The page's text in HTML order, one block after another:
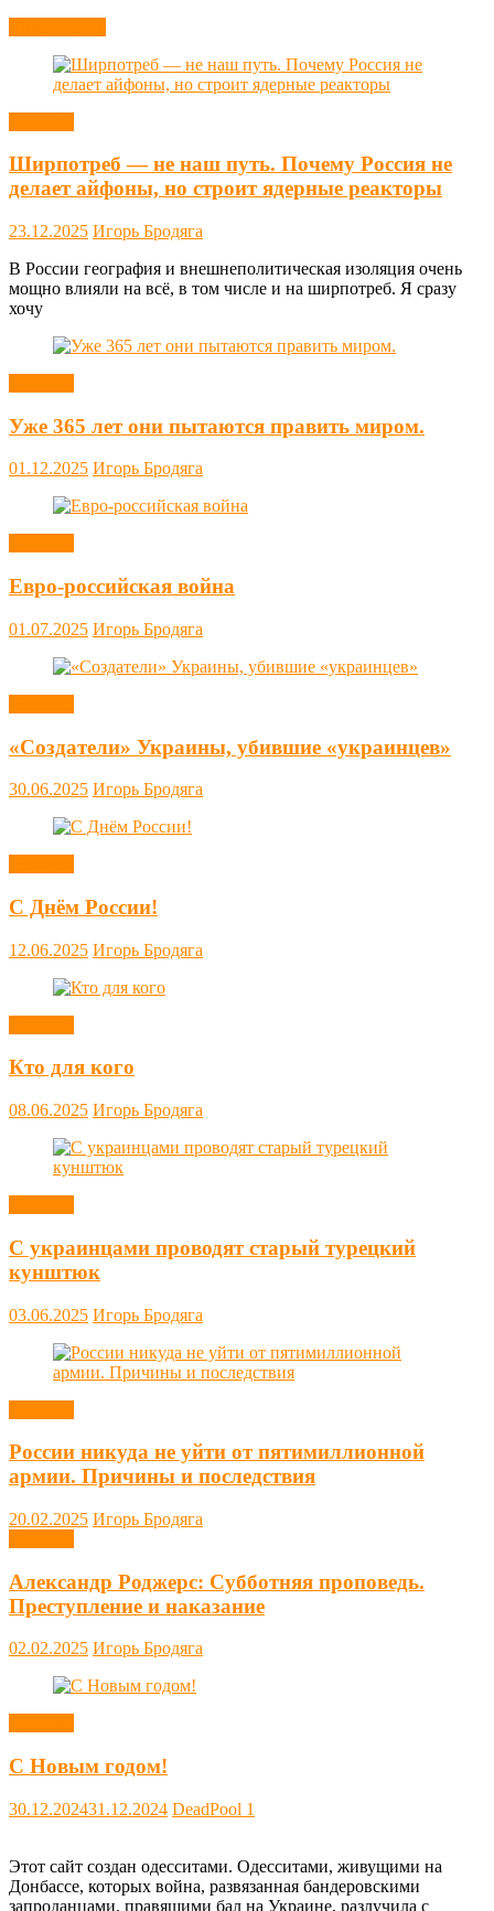
Ширпотреб — не наш путь. Почему Россия не
делает айфоны, но строит ядерные реакторы
23.12.2025 Игорь Бродяга
В России география и внешнеполитическая изоляция очень
мощно влияли на всё, в том числе и на ширпотреб. Я сразу
хочу
Уже 365 лет они пытаются править миром.
01.12.2025 Игорь Бродяга
Евро-российская война
01.07.2025 Игорь Бродяга
«Создатели» Украины, убившие «украинцев»
30.06.2025 Игорь Бродяга
С Днём России!
12.06.2025 Игорь Бродяга
Кто для кого
08.06.2025 Игорь Бродяга
С украинцами проводят старый турецкий
кунштюк
03.06.2025 Игорь Бродяга
России никуда не уйти от пятимиллионной
армии. Причины и последствия
20.02.2025 Игорь Бродяга
Александр Роджерс: Субботняя проповедь.
Преступление и наказание
02.02.2025 Игорь Бродяга
С Новым годом!
30.12.202431.12.2024 DeadPool 1
Этот сайт создан одесситами. Одесситами, живущими на
Донбассе, которых война, развязанная бандеровскими
запроданцами, правящими бал на Украине, разлучила с